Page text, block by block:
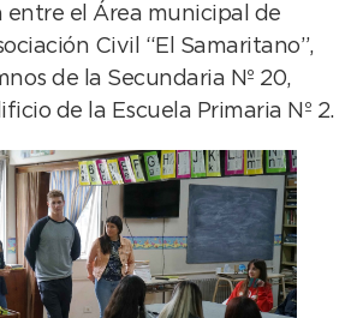
el Área municipal de
Civil “El Samaritano”,
de la Secundaria Nº 20,
de la Escuela Primaria Nº 2.